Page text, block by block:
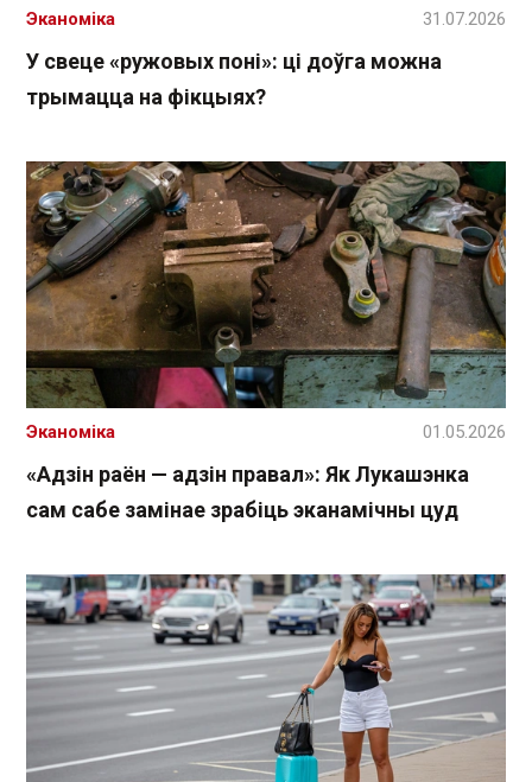
У свеце «ружовых поні»: ці доўга можна
трымацца на фікцыях?
Эканоміка 31.07.2026
«Адзін раён — адзін правал»: Як Лукашэнка
сам сабе замінае зрабіць эканамічны цуд
Эканоміка 01.05.2026